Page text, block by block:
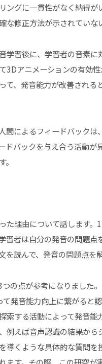
ングに一貫性がなく納得
な修正方法が示されていな
学習後に、学習者の音素
3Dアニメーションの有効
て、発音能力が改善され
間によるフィードバック
ドバックを与え合う活動
た理由について話します。
習者は自分の発音の問題
を読んで、発音の問題点を
の点が参考になりました。
発音能力向上に繋がると
索する活動によって発音
例えば音声認識の結果か
導くような具体的な質問